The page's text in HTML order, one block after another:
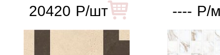
20420 Р/шт
---- Р/